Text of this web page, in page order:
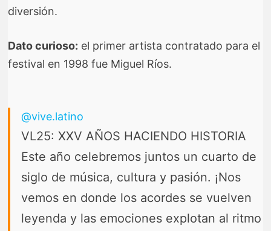
diversión.
Dato curioso: el primer artista contratado para el
festival en 1998 fue Miguel Ríos.
@vive.latino
VL25: XXV AÑOS HACIENDO HISTORIA
Este año celebremos juntos un cuarto de
siglo de música, cultura y pasión. ¡Nos
vemos en donde los acordes se vuelven
leyenda y las emociones explotan al ritmo